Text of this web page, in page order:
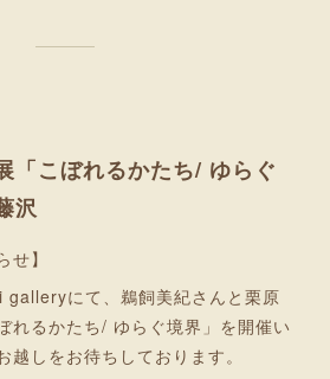
こぼれるかたち/ ゆらぐ
沢
せ】
galleryにて、鵜飼美紀さんと栗原
れるかたち/ ゆらぐ境界」を開催い
越しをお待ちしております。